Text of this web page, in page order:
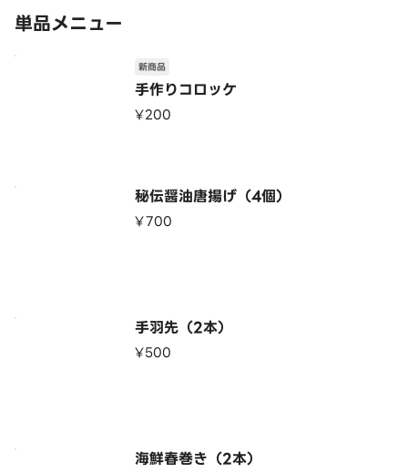
単品メニュー
手作りコロッケ
新商品
¥200
秘伝醤油唐揚げ（4個）
¥700
手羽先（2本）
¥500
海鮮春巻き（2本）